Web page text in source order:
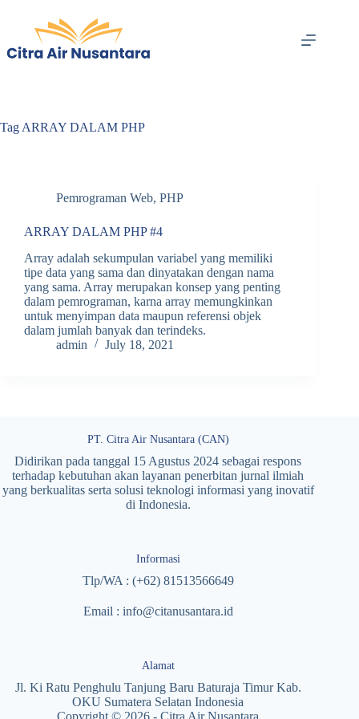
content
Tag ARRAY DALAM PHP
Pemrograman Web, PHP
ARRAY DALAM PHP #4
Array adalah sekumpulan variabel yang memiliki
tipe data yang sama dan dinyatakan dengan nama
yang sama. Array merupakan konsep yang penting
dalam pemrograman, karna array memungkinkan
untuk menyimpan data maupun referensi objek
dalam jumlah banyak dan terindeks.
admin
July 18, 2021
PT. Citra Air Nusantara (CAN)
Didirikan pada tanggal 15 Agustus 2024 sebagai respons
terhadap kebutuhan akan layanan penerbitan jurnal ilmiah
yang berkualitas serta solusi teknologi informasi yang inovatif
di Indonesia.
Informasi
Tlp/WA : (+62) 81513566649
Email : info@citanusantara.id
Alamat
Jl. Ki Ratu Penghulu Tanjung Baru Baturaja Timur Kab.
OKU Sumatera Selatan Indonesia
Copyright © 2026 - Citra Air Nusantara